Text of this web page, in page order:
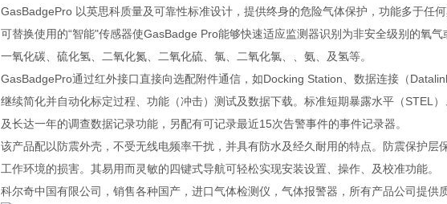
GasBadgePro 以英思科质量及可靠性标准设计，提供终身的危险气体保护，功能多于任何
可替换使用的“智能"传感器使GasBadge Pro能够快速适应监测器识别为非安全级别的氧气
一氧化碳、硫化氢、二氧化氮、二氧化硫、氯、二氧化氯、、氨、及氢等。
GasBadgePro通过红外接口直接向选配附件通信，如Docking Station、数据连接（
继续简化并自动化标定过程、功能（冲击）测试及数据下载。标准短期暴露水平（STEL）
及长达一年的调查数据记录功能，另配有可记录最近15次告警事件的事件记录器。
该产品配以防震外壳，不受无线电频率干扰，并具有防水及经久耐用的特点。防震保护层
工作环境的损害。其易用而灵敏的四键式导航可轻松实现安装设置、操作、及校准功能。
科尔奇中国有限公司，销售各种国产，进口气体检测仪，气体报警器，所有产品公司提供